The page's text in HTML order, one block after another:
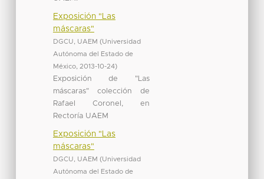
Exposición "Las
máscaras"
DGCU, UAEM (Universidad
Autónoma del Estado de
México, 2013-10-24)
Exposición de "Las
máscaras" colección de
Rafael Coronel, en
Rectoría UAEM
Exposición "Las
máscaras"
DGCU, UAEM (Universidad
Autónoma del Estado de